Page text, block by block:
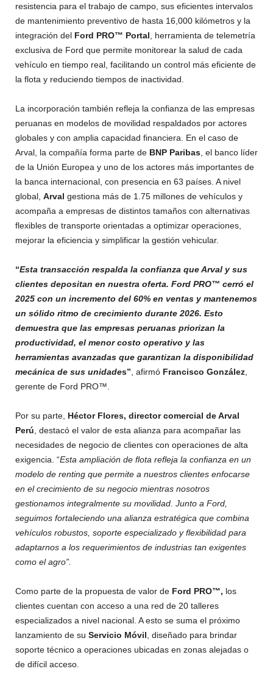
resistencia para el trabajo de campo, sus eficientes intervalos
de mantenimiento preventivo de hasta 16,000 kilómetros y la
integración del Ford PRO™ Portal , herramienta de telemetría
exclusiva de Ford que permite monitorear la salud de cada
vehículo en tiempo real, facilitando un control más eficiente de
la flota y reduciendo tiempos de inactividad.
La incorporación también refleja la confianza de las empresas
peruanas en modelos de movilidad respaldados por actores
globales y con amplia capacidad financiera. En el caso de
Arval, la compañía forma parte de BNP Paribas , el banco líder
de la Unión Europea y uno de los actores más importantes de
la banca internacional, con presencia en 63 países. A nivel
global, Arval gestiona más de 1.75 millones de vehículos y
acompaña a empresas de distintos tamaños con alternativas
flexibles de transporte orientadas a optimizar operaciones,
mejorar la eficiencia y simplificar la gestión vehicular.
“Esta transacción respalda la confianza que Arval y sus
clientes depositan en nuestra oferta. Ford PRO™ cerró el
2025 con un incremento del 60% en ventas y mantenemos
un sólido ritmo de crecimiento durante 2026. Esto
demuestra que las empresas peruanas priorizan la
productividad, el menor costo operativo y las
herramientas avanzadas que garantizan la disponibilidad
mecánica de sus unidades” , afirmó Francisco González
gerente de Ford PRO™.
Por su parte, Héctor Flores, director comercial de Arval
Perú , destacó el valor de esta alianza para acompañar las
necesidades de negocio de clientes con operaciones de alta
exigencia. “Esta ampliación de flota refleja la confianza en un
modelo de renting que permite a nuestros clientes enfocarse
en el crecimiento de su negocio mientras nosotros
gestionamos integralmente su movilidad. Junto a Ford,
seguimos fortaleciendo una alianza estratégica que combina
vehículos robustos, soporte especializado y flexibilidad para
adaptarnos a los requerimientos de industrias tan exigentes
como el agro”.
Como parte de la propuesta de valor de Ford PRO™, los
clientes cuentan con acceso a una red de 20 talleres
especializados a nivel nacional. A esto se suma el próximo
lanzamiento de su Servicio Móvil , diseñado para brindar
soporte técnico a operaciones ubicadas en zonas alejadas o
de difícil acceso.